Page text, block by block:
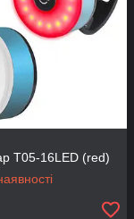
T05-16LED (red)